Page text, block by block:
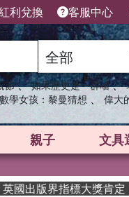
利兌換 客服中心
節 、 如果歷史是一群喵 、
數學女孩：黎曼猜想 、 偉大
親子 文具
國出版界指標大獎肯定